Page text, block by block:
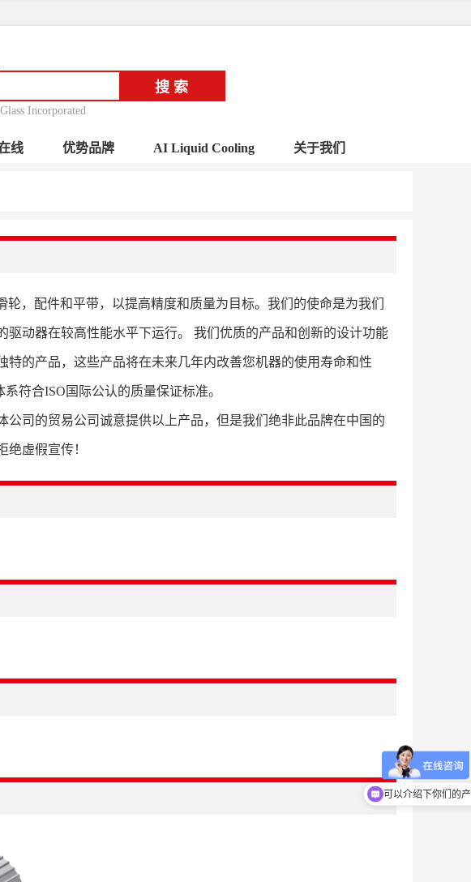
Incorporated
线 优势品牌 AI Liquid Cooling 关于我们
，配件和平带，以提高精度和质量为目标。我们的使命是为我们
动器在较高性能水平下运行。 我们优质的产品和创新的设计功能
的产品，这些产品将在未来几年内改善您机器的使用寿命和性
符合ISO国际公认的质量保证标准。
公司的贸易公司诚意提供以上产品，但是我们绝非此品牌在中国的
虚假宣传！
可以介绍下你们的